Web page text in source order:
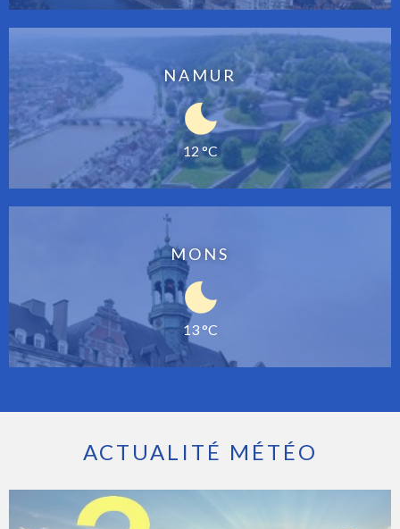
NAMUR
12 °C
MONS
13 °C
ACTUALITÉ MÉTÉO